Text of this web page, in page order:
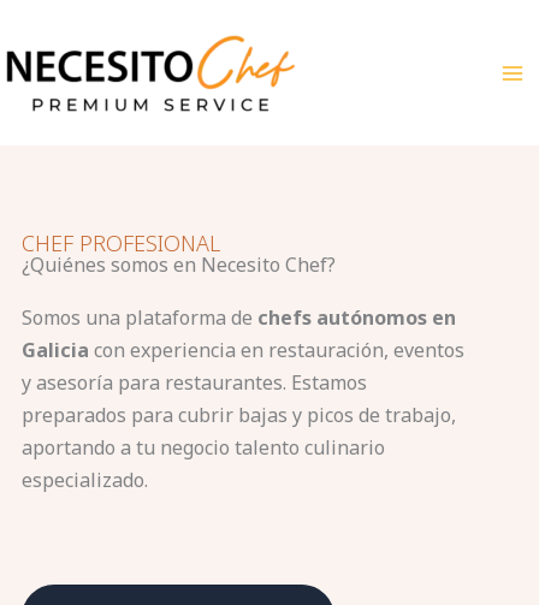
al
contenido
CHEF PROFESIONAL
¿Quiénes somos en Necesito Chef?
Somos una plataforma de chefs autónomos en
Galicia con experiencia en restauración, eventos
y asesoría para restaurantes. Estamos
preparados para cubrir bajas y picos de trabajo,
aportando a tu negocio talento culinario
especializado.